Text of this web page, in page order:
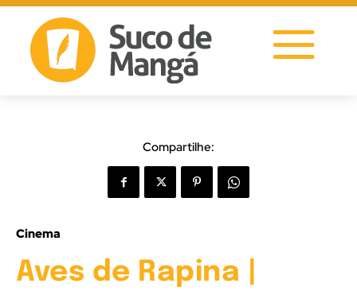
Compartilhe:
Cinema
Aves de Rapina |